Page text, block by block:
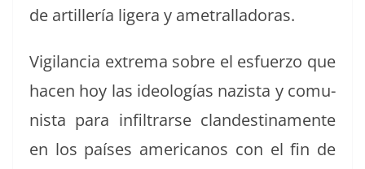
de artillería lig­era y ametralladoras.
Vig­i­lan­cia extrema sobre el esfuer­zo que
hacen hoy las ide­ologías nazista y comu­
nista para infil­trarse clan­des­ti­na­mente
en los país­es amer­i­canos con el fin de